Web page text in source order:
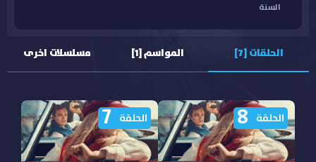
السنة
الحلقات [7] المواسم [1] مسلسلات اخرى
الحلقة 8 الحلقة 7